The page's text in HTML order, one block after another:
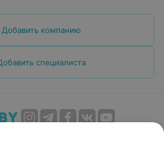
Добавить компанию
специалиста